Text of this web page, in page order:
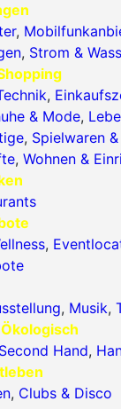
,
, Strom &
,
& Mode,
, Spielwaren
, Wohnen &
,
, Musik,
Hand,
, Clubs & Disco